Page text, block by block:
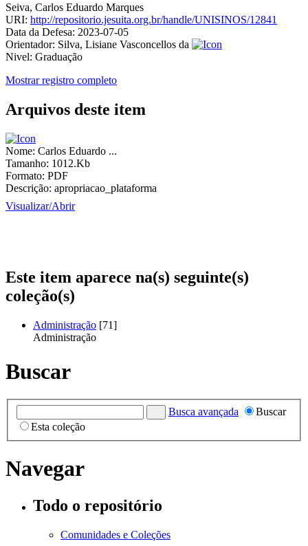
Seiva, Carlos Eduardo Marques
URI: http://repositorio.jesuita.org.br/handle/UNISINOS/12841
Data da Defesa: 2023-07-05
Orientador: Silva, Lisiane Vasconcellos da
Nivel: Graduação
Mostrar registro completo
Arquivos deste item
Nome: Carlos Eduardo ...
Tamanho: 1012.Kb
Formato: PDF
Descrição: apropriacao_plataforma
Visualizar/Abrir
Este item aparece na(s) seguinte(s)
coleção(s)
Administração [71]
Administração
Buscar
Busca avançada
Buscar
Esta coleção
Navegar
Todo o repositório
Comunidades e Coleções